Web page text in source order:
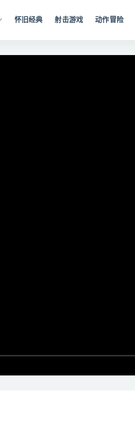
怀旧经典 射击游戏 动作冒险